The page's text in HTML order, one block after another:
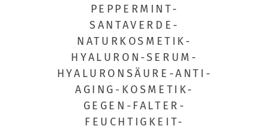
PEPPERMINT-
SANTAVERDE-
NATURKOSMETIK-
HYALURON-SERUM-
HYALURONSÄURE-ANTI-
AGING-KOSMETIK-
GEGEN-FALTER-
FEUCHTIGKEIT-